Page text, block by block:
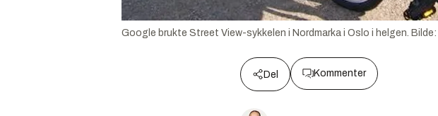
Google brukte Street View-sykkelen i Nordmarka i Oslo i helgen. Bilde:
Del Kommenter